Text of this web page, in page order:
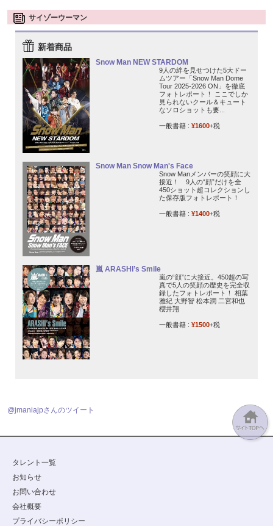
サイゾーウーマン
新着商品
Snow Man NEW STARDOM
9人の絆を見せつけた5大ドー
ムツアー「Snow Man Dome
Tour 2025-2026 ON」を徹底
フォトレポート！ ここでしか
見られないクール＆キュート
なソロショットも要...
一般書籍 : ¥1600+税
Snow Man Snow Man's Face
Snow Manメンバーの笑顔に大
接近！ 9人の“顔”だけを全
450ショット超コレクションし
た保存版フォトレポート！
一般書籍 : ¥1400+税
嵐 ARASHI’s Smile
嵐の“顔”に大接近。450超の写
真で5人の笑顔の歴史を完全収
録したフォトレポート！ 相葉
雅紀 大野智 松本潤 二宮和也
櫻井翔
一般書籍 : ¥1500+税
@jmaniajpさんのツイート
タレント一覧
お知らせ
お問い合わせ
会社概要
プライバシーポリシー